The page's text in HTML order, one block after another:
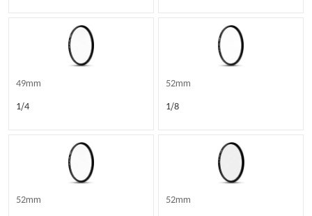
49mm
1/4
52mm
1/8
52mm 52mm